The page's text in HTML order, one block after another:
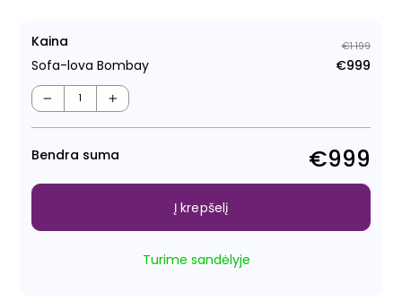
Kaina
Sofa-lova Bombay
€1 199
€999
− +
Bendra suma €999
Turime sandėlyje
Į krepšelį